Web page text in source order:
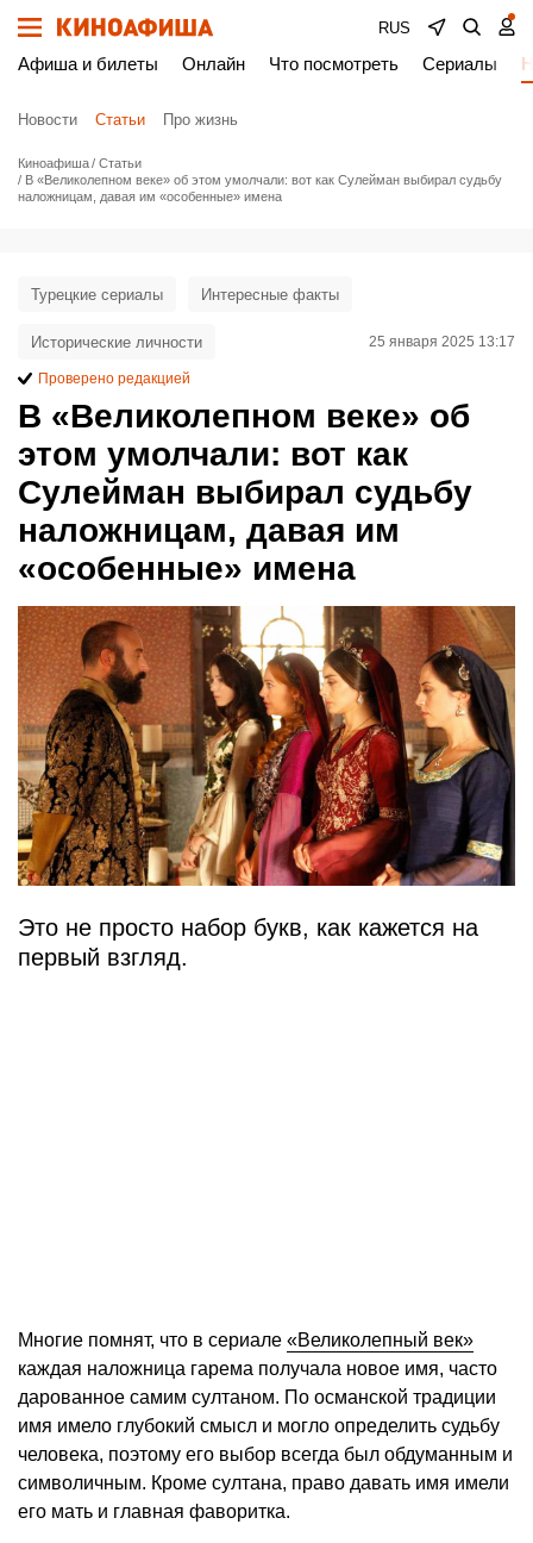
RUS
Афиша и билеты Онлайн Что посмотреть Сериалы
Новости Статьи Про жизнь
Киноафиша
Статьи
В «Великолепном веке» об этом умолчали: вот как Сулейман выбирал судьбу
наложницам, давая им «особенные» имена
В «Великолепном веке» об
этом умолчали: вот как
Сулейман выбирал судьбу
наложницам, давая им
«особенные» имена
Турецкие сериалы Интересные факты
Исторические личности 25 января 2025 13:17
Проверено редакцией
Это не просто набор букв, как кажется на
первый взгляд.
Многие помнят, что в сериале «Великолепный век»
каждая наложница гарема получала новое имя, часто
дарованное самим султаном. По османской традиции
имя имело глубокий смысл и могло определить судьбу
человека, поэтому его выбор всегда был обдуманным и
символичным. Кроме султана, право давать имя имели
его мать и главная фаворитка.